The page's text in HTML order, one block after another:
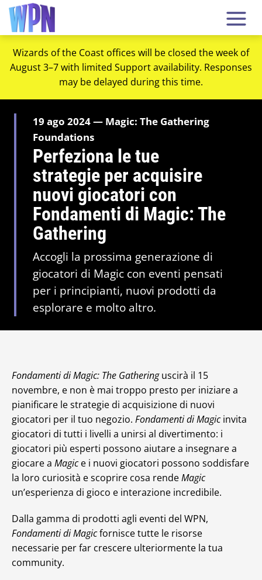
Wizards of the Coast offices will be closed the week of
August 3–7 with limited Support availability. Responses
may be delayed during this time.
19 ago 2024 — Magic: The Gathering
Foundations
Perfeziona le tue
strategie per acquisire
nuovi giocatori con
Fondamenti di Magic: The
Gathering
Accogli la prossima generazione di
giocatori di Magic con eventi pensati
per i principianti, nuovi prodotti da
esplorare e molto altro.
Fondamenti di Magic: The Gatheringuscirà il 15
novembre, e non è mai troppo presto per iniziare a
pianificare le strategie di acquisizione di nuovi
giocatori per il tuo negozio. Fondamenti di Magicinvita
giocatori di tutti i livelli a unirsi al divertimento: i
giocatori più esperti possono aiutare a insegnare a
giocare a Magice i nuovi giocatori possono soddisfare
la loro curiosità e scoprire cosa rendeMagic
un’esperienza di gioco e interazione incredibile.
Dalla gamma di prodotti agli eventi del WPN,
Fondamenti di Magicfornisce tutte le risorse
necessarie per far crescere ulteriormente la tua
community.